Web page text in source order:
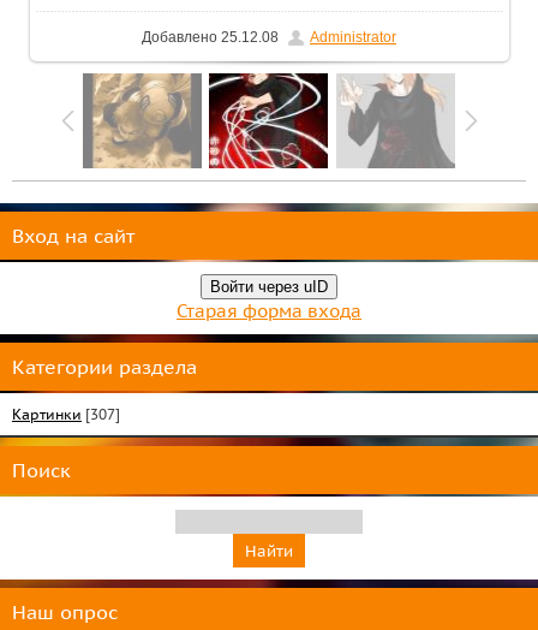
Добавлено 25.12.08 Administrator
Вход на сайт
Войти через uID
Старая форма входа
Категории раздела
Картинки [307]
Поиск
Наш опрос